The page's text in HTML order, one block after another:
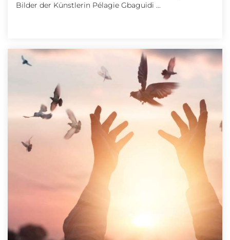
Bilder der Künstlerin Pélagie Gbaguidi ...